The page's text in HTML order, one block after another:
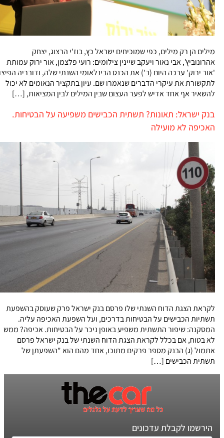
מילים הן רק מילים, כפי שמוכיחים ישראל כץ, בוז'י הרצוג, יצחק
אהרונוביץ', אבי נאור ויעקב שיינין צילומים: רועי פלצמן, אור ירוק עמותת
'אור ירוק' ערכה היום (ב') את הכנס הבינלאומי השנתי שלה, ודובריה הפיצו
לתקשורת את עיקרי הדברים שנאמרו שם. עיון בתקציר הנאומים לא יכול
להשאיר אף אחד אדיש לפער העצום שבין המילים לבין המציאות, […]
בנק ישראל: תאונות? תשתית הכבישים משפיעה על הבטיחות.
האכיפה לא מועילה
לקראת הצגת הדוח השנתי שלו פרסם בנק ישראל פרק שעוסק בהשפעת
תשתיות הכבישים על הבטיחות בדרכים, ועל השפעת האכיפה עליה.
המסקנה: שיפור התשתית משפיע באופן ניכר על הבטיחות. אכיפה? ממש
לא בטוח, אם בכלל לקראת הצגת הדוח השנתי של בנק ישראל פרסם
אתמול (ג) הבנק מספר פרקים מתוכו, אחד מהם הוא "השפעתן של
תשתית הכבישים […]
הירשמו לקבלת עדכונים